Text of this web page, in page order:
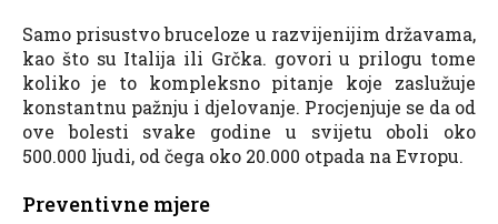
Samo prisustvo bruceloze u razvijenijim državama,
kao što su Italija ili Grčka. govori u prilogu tome
koliko je to kompleksno pitanje koje zaslužuje
konstantnu pažnju i djelovanje. Procjenjuje se da od
ove bolesti svake godine u svijetu oboli oko
500.000 ljudi, od čega oko 20.000 otpada na Evropu.
Preventivne mjere